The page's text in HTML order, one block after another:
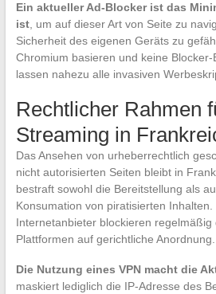
Ein aktueller Ad-Blocker ist das
ist, um auf dieser Art von Seite zu
Sicherheit des eigenen Geräts zu
Chromium basieren und keine Blocker-
lassen nahezu alle invasiven
Rechtlicher Rahmen
Streaming in
Das Ansehen von urheberrechtlich
nicht autorisierten Seiten bleibt in
bestraft sowohl die Bereitstellung als
Konsumation von piratisierten Inhalten.
Internetanbieter blockieren regelmäßig
Plattformen auf gerichtliche Anordnung.
Die Nutzung eines VPN macht die
maskiert lediglich die IP-Adresse des